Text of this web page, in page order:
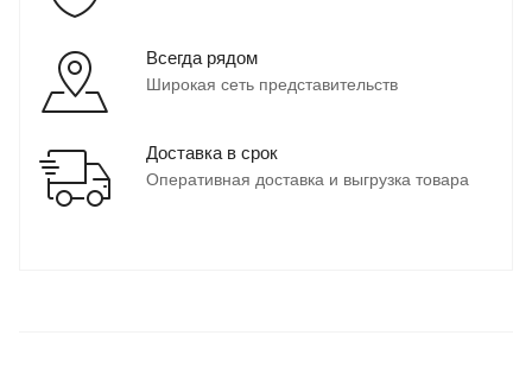
Всегда рядом
Широкая сеть представительств
Доставка в срок
Оперативная доставка и выгрузка товара